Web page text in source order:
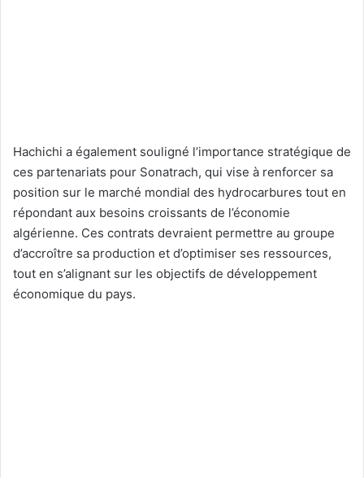
Hachichi a également souligné l’importance stratégique de
ces partenariats pour Sonatrach, qui vise à renforcer sa
position sur le marché mondial des hydrocarbures tout en
répondant aux besoins croissants de l’économie
algérienne. Ces contrats devraient permettre au groupe
d’accroître sa production et d’optimiser ses ressources,
tout en s’alignant sur les objectifs de développement
économique du pays.